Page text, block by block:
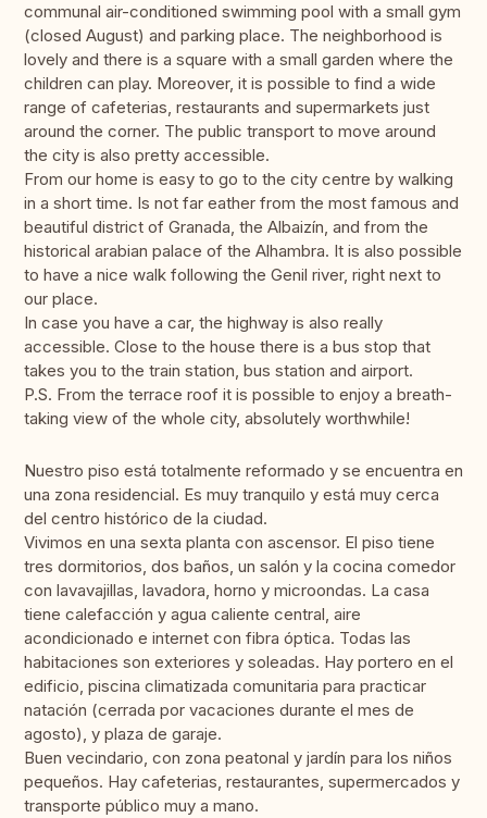
communal air-conditioned swimming pool with a small gym
(closed August) and parking place. The neighborhood is
lovely and there is a square with a small garden where the
children can play. Moreover, it is possible to find a wide
range of cafeterias, restaurants and supermarkets just
around the corner. The public transport to move around
the city is also pretty accessible.
From our home is easy to go to the city centre by walking
in a short time. Is not far eather from the most famous and
beautiful district of Granada, the Albaizín, and from the
historical arabian palace of the Alhambra. It is also possible
to have a nice walk following the Genil river, right next to
our place.
In case you have a car, the highway is also really
accessible. Close to the house there is a bus stop that
takes you to the train station, bus station and airport.
P.S. From the terrace roof it is possible to enjoy a breath-
taking view of the whole city, absolutely worthwhile!
Nuestro piso está totalmente reformado y se encuentra en
una zona residencial. Es muy tranquilo y está muy cerca
del centro histórico de la ciudad.
Vivimos en una sexta planta con ascensor. El piso tiene
tres dormitorios, dos baños, un salón y la cocina comedor
con lavavajillas, lavadora, horno y microondas. La casa
tiene calefacción y agua caliente central, aire
acondicionado e internet con fibra óptica. Todas las
habitaciones son exteriores y soleadas. Hay portero en el
edificio, piscina climatizada comunitaria para practicar
natación (cerrada por vacaciones durante el mes de
agosto), y plaza de garaje.
Buen vecindario, con zona peatonal y jardín para los niños
pequeños. Hay cafeterias, restaurantes, supermercados y
transporte público muy a mano.